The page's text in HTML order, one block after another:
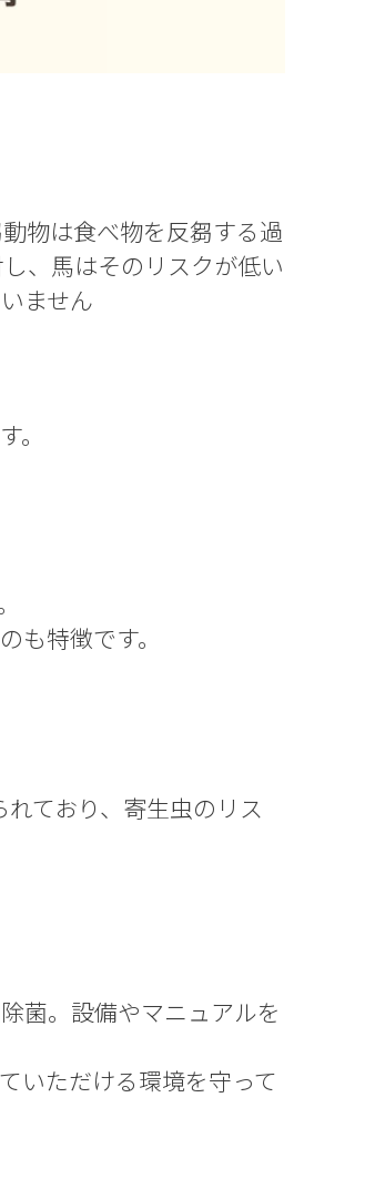
物は食べ物を反芻する過
、馬はそのリスクが低い
ません
。
特徴です。
ており、寄生虫のリス
菌。設備やマニュアルを
いただける環境を守って